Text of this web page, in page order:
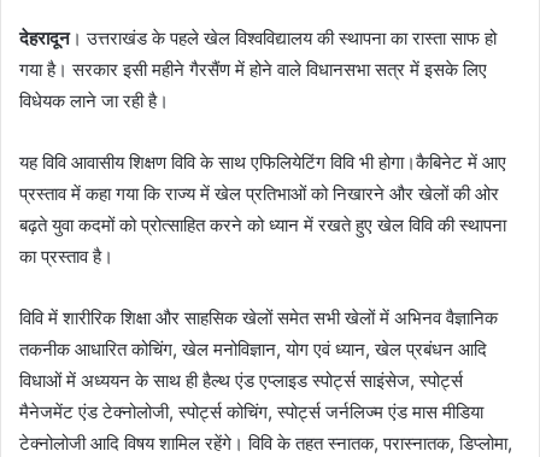
देहरादून। उत्तराखंड के पहले खेल विश्वविद्यालय की स्थापना का रास्ता साफ हो
गया है। सरकार इसी महीने गैरसैंण में होने वाले विधानसभा सत्र में इसके लिए
विधेयक लाने जा रही है।
यह विवि आवासीय शिक्षण विवि के साथ एफिलियेटिंग विवि भी होगा।कैबिनेट में आए
प्रस्ताव में कहा गया कि राज्य में खेल प्रतिभाओं को निखारने और खेलों की ओर
बढ़ते युवा कदमों को प्रोत्साहित करने को ध्यान में रखते हुए खेल विवि की स्थापना
का प्रस्ताव है।
विवि में शारीरिक शिक्षा और साहसिक खेलों समेत सभी खेलों में अभिनव वैज्ञानिक
तकनीक आधारित कोचिंग, खेल मनोविज्ञान, योग एवं ध्यान, खेल प्रबंधन आदि
विधाओं में अध्ययन के साथ ही हैल्थ एंड एप्लाइड स्पोर्ट्स साइंसेज, स्पोर्ट्स
मैनेजमेंट एंड टेक्नोलोजी, स्पोर्ट्स कोचिंग, स्पोर्ट्स जर्नलिज्म एंड मास मीडिया
टेक्नोलोजी आदि विषय शामिल रहेंगे। विवि के तहत स्नातक, परास्नातक, डिप्लोमा,